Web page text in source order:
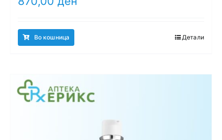
Во кошница Детали